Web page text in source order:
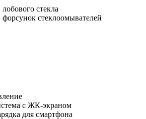
стекла
форсунок стеклоомывателей
с ЖК-экраном
для смартфона